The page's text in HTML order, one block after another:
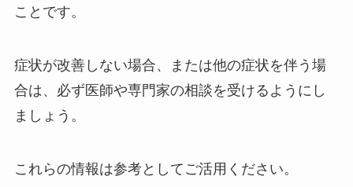
ことです。
症状が改善しない場合、または他の症状を伴う場
合は、必ず医師や専門家の相談を受けるようにし
ましょう。
これらの情報は参考としてご活用ください。